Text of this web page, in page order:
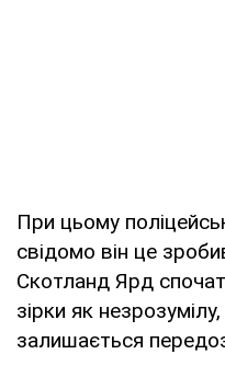
При цьому
свідомо він це
Скотланд Ярд
зірки як
залишається